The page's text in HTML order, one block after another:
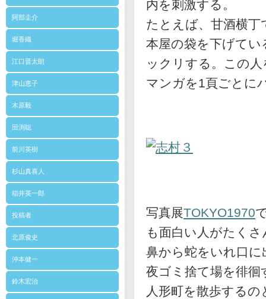
阿部圭介
堀香織
江口晋太朗
津山恵子
木原毅
田渕聡
前川英樹
杉山真喜人
稲井英一郎
投稿者
北原俊史
沖本健一
鈴木宏治
内を刺激する。
たとえば、甘酒横
本屋の袋を下げて
ックリする。この
マンガを1頁ごとに
写真展TOKYO1970
も面白い人がたく
鼻から蛇をいれ口
夜ゴミ捨て場を徘
人形町を散歩する